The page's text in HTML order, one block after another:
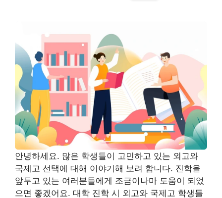
안녕하세요. 많은 학생들이 고민하고 있는 외고와
국제고 선택에 대해 이야기해 보려 합니다. 진학을
앞두고 있는 여러분들에게 조금이나마 도움이 되었
으면 좋겠어요. 대학 진학 시 외고와 국제고 학생들